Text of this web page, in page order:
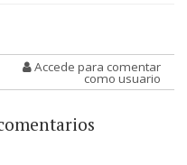
Accede para comentar
como usuario